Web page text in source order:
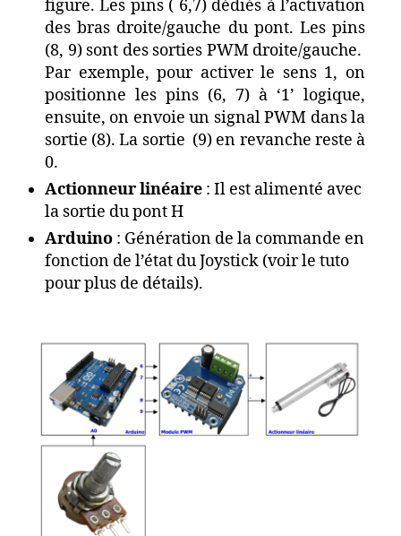
figure. Les pins ( 6,7) dédiés à l’activation
des bras droite/gauche du pont. Les pins
(8, 9) sont des sorties PWM droite/gauche.
Par exemple, pour activer le sens 1, on
positionne les pins (6, 7) à ‘1’ logique,
ensuite, on envoie un signal PWM dans la
sortie (8). La sortie (9) en revanche reste à
0.
Actionneur linéaire : Il est alimenté avec
la sortie du pont H
Arduino : Génération de la commande en
fonction de l’état du Joystick (voir le tuto
pour plus de détails).